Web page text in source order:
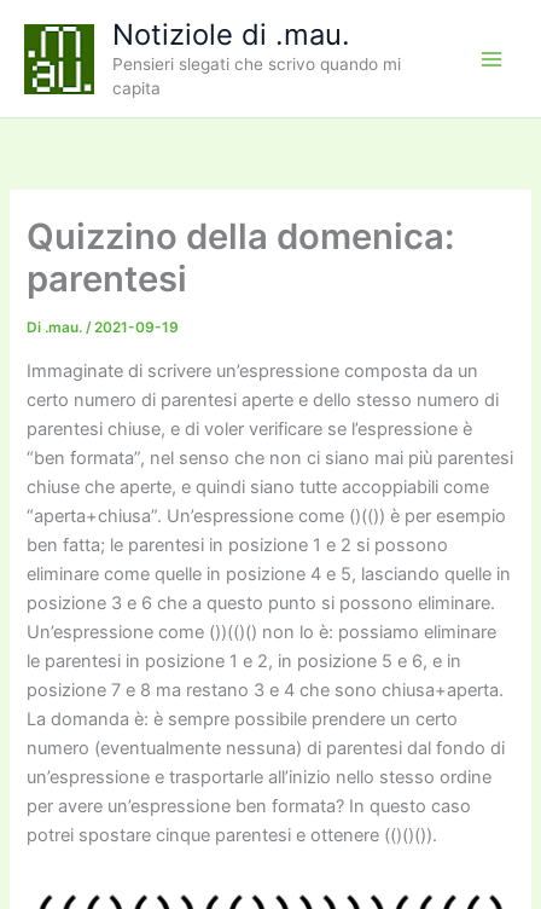
contenuto
Notiziole di .mau.
Pensieri slegati che scrivo quando mi
capita
Quizzino della domenica:
parentesi
Di .mau./2021-09-19
Immaginate di scrivere un’espressione composta da un
certo numero di parentesi aperte e dello stesso numero di
parentesi chiuse, e di voler verificare se l’espressione è
“ben formata”, nel senso che non ci siano mai più parentesi
chiuse che aperte, e quindi siano tutte accoppiabili come
“aperta+chiusa”. Un’espressione come ()(()) è per esempio
ben fatta; le parentesi in posizione 1 e 2 si possono
eliminare come quelle in posizione 4 e 5, lasciando quelle in
posizione 3 e 6 che a questo punto si possono eliminare.
Un’espressione come ())(()() non lo è: possiamo eliminare
le parentesi in posizione 1 e 2, in posizione 5 e 6, e in
posizione 7 e 8 ma restano 3 e 4 che sono chiusa+aperta.
La domanda è: è sempre possibile prendere un certo
numero (eventualmente nessuna) di parentesi dal fondo di
un’espressione e trasportarle all’inizio nello stesso ordine
per avere un’espressione ben formata? In questo caso
potrei spostare cinque parentesi e ottenere (()()()).